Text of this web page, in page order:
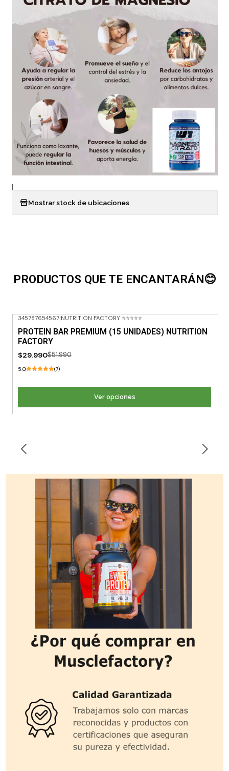
|
Mostrar stock de ubicaciones
PRODUCTOS QUE TE ENCANTARÁN😊
345787654567|NUTRITION FACTORY ⭐⭐⭐⭐⭐
PROTEIN BAR PREMIUM (15 UNIDADES) NUTRITION
FACTORY
$29.990$51.990
5.0 (7)
Ver opciones